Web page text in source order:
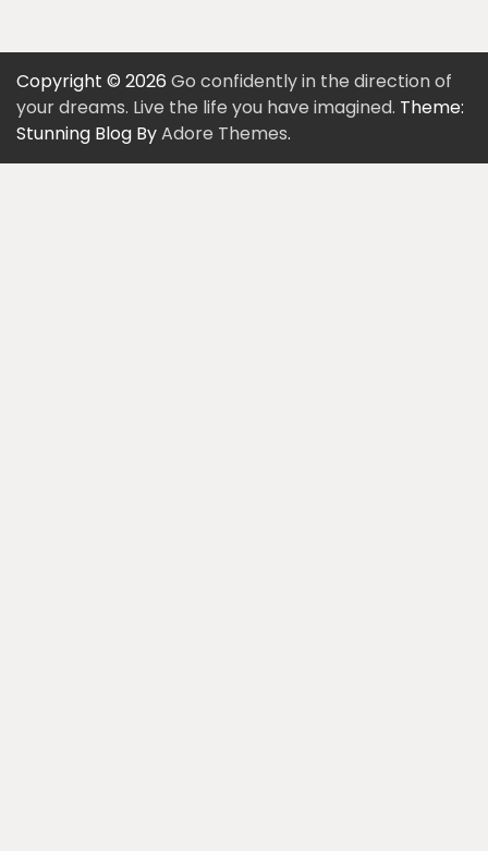
Copyright © 2026 Go confidently in the direction of
your dreams. Live the life you have imagined. Theme:
Stunning Blog ByAdore Themes.